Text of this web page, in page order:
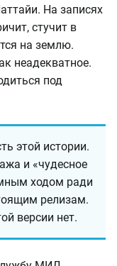
На записях
стучит в
на землю.
неадекватное.
под
этой истории.
и «чудесное
ходом ради
релизам.
версии нет.